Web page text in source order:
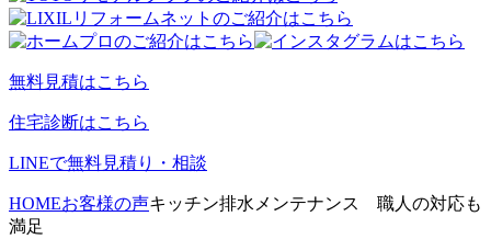
無料見積はこちら
住宅診断はこちら
LINEで無料見積り・相談
HOMEお客様の声キッチン排水メンテナンス 職人の対応も
満足